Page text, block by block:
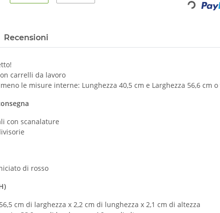
Loading...
Recensioni
carrelli da lavoro
le misure interne: Lunghezza 40,5 cm e Larghezza 56,6 cm o
con scanalature
di rosso
cm di larghezza x 2,2 cm di lunghezza x 2,1 cm di altezza